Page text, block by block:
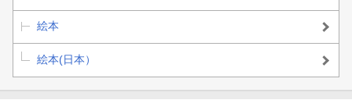
絵本
絵本(日本）